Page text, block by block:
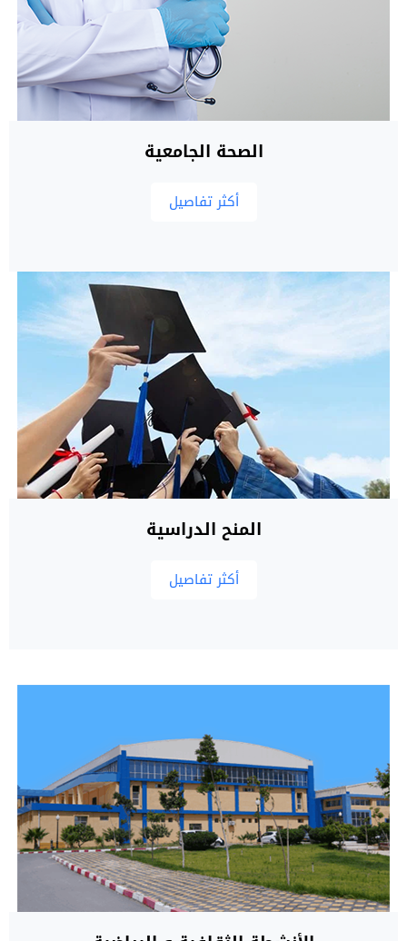
الصحة الجامعية
أكثر تفاصيل
المنح الدراسية
أكثر تفاصيل